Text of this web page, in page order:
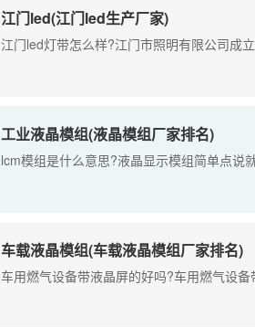
江门led(江门led生产厂家)
江门led灯带怎么样?江门市照明有限公司成
工业液晶模组(液晶模组厂家排名)
lcm模组是什么意思?液晶显示模组简单点说
车载液晶模组(车载液晶模组厂家排名)
车用燃气设备带液晶屏的好吗?车用燃气设